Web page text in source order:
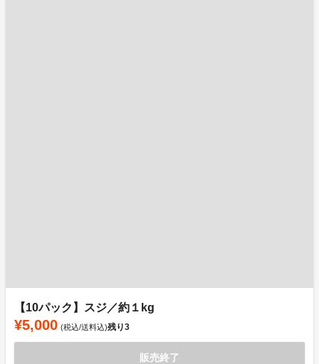
【10パック】スジ／約１kg
¥5,000 (税込/送料込)残り3
販売終了